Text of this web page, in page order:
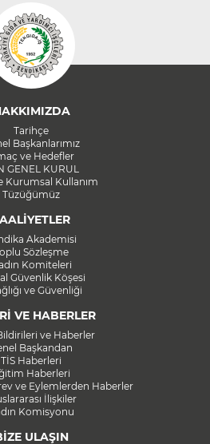
Tarihçe
Başkanlarımız
ve Hedefler
GENEL KURUL
Kurumsal Kullanım
Tüzüğümüz
Akademisi
Sözleşme
Komiteleri
Güvenlik Köşesi
ve Güvenliği
VE HABERLER
ve Haberler
Başkandan
TİS Haberleri
Haberleri
ve Eylemlerden Haberler
İlişkiler
Komisyonu
ULAŞIN